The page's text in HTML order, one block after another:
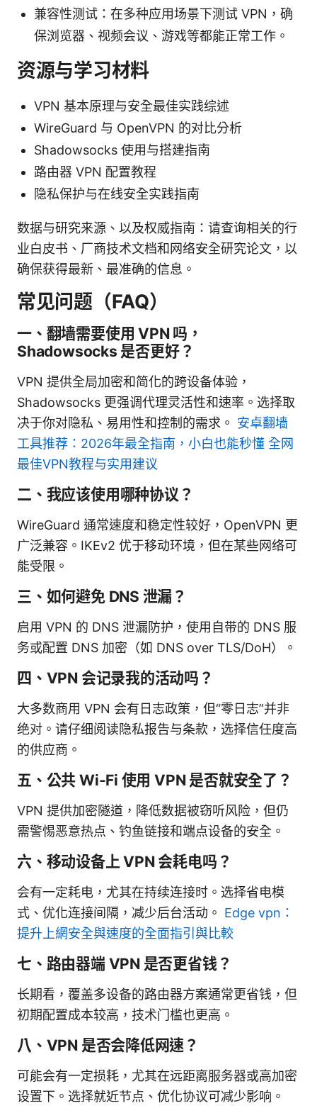
兼容性测试：在多种应用场景下测试 VPN，确
保浏览器、视频会议、游戏等都能正常工作。
资源与学习材料
VPN 基本原理与安全最佳实践综述
WireGuard 与 OpenVPN 的对比分析
Shadowsocks 使用与搭建指南
路由器 VPN 配置教程
隐私保护与在线安全实践指南
数据与研究来源、以及权威指南：请查询相关的行
业白皮书、厂商技术文档和网络安全研究论文，以
确保获得最新、最准确的信息。
常见问题（FAQ）
一、翻墙需要使用 VPN 吗，
Shadowsocks 是否更好？
VPN 提供全局加密和简化的跨设备体验，
Shadowsocks 更强调代理灵活性和速率。选择取
决于你对隐私、易用性和控制的需求。 安卓翻墙
工具推荐：2026年最全指南，小白也能秒懂 全网
最佳VPN教程与实用建议
二、我应该使用哪种协议？
WireGuard 通常速度和稳定性较好，OpenVPN 更
广泛兼容。IKEv2 优于移动环境，但在某些网络可
能受限。
三、如何避免 DNS 泄漏？
启用 VPN 的 DNS 泄漏防护，使用自带的 DNS 服
务或配置 DNS 加密（如 DNS over TLS/DoH）。
四、VPN 会记录我的活动吗？
大多数商用 VPN 会有日志政策，但“零日志”并非
绝对。请仔细阅读隐私报告与条款，选择信任度高
的供应商。
五、公共 Wi-Fi 使用 VPN 是否就安全了？
VPN 提供加密隧道，降低数据被窃听风险，但仍
需警惕恶意热点、钓鱼链接和端点设备的安全。
六、移动设备上 VPN 会耗电吗？
会有一定耗电，尤其在持续连接时。选择省电模
式、优化连接间隔，减少后台活动。 Edge vpn：
提升上網安全與速度的全面指引與比較
七、路由器端 VPN 是否更省钱？
长期看，覆盖多设备的路由器方案通常更省钱，但
初期配置成本较高，技术门槛也更高。
八、VPN 是否会降低网速？
可能会有一定损耗，尤其在远距离服务器或高加密
设置下。选择就近节点、优化协议可减少影响。